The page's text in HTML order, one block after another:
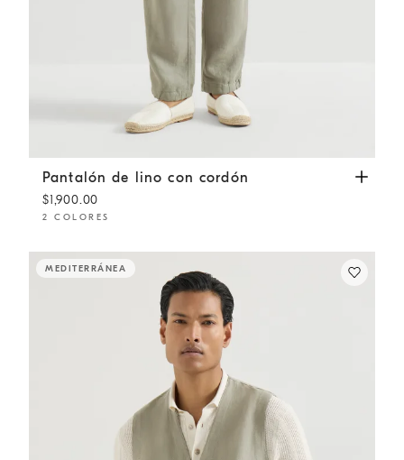
Pantalón de lino con cordón Salvia
Pantalón de lino con cordón
$1,900.00
2 COLORES
MEDITERRÁNEA